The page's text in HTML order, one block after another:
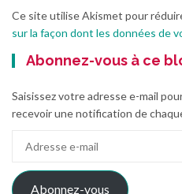
Ce site utilise Akismet pour
sur la façon dont les données de
Abonnez-vous à ce
Saisissez votre adresse e-mail
recevoir une notification de
mail
Abonnez-vous